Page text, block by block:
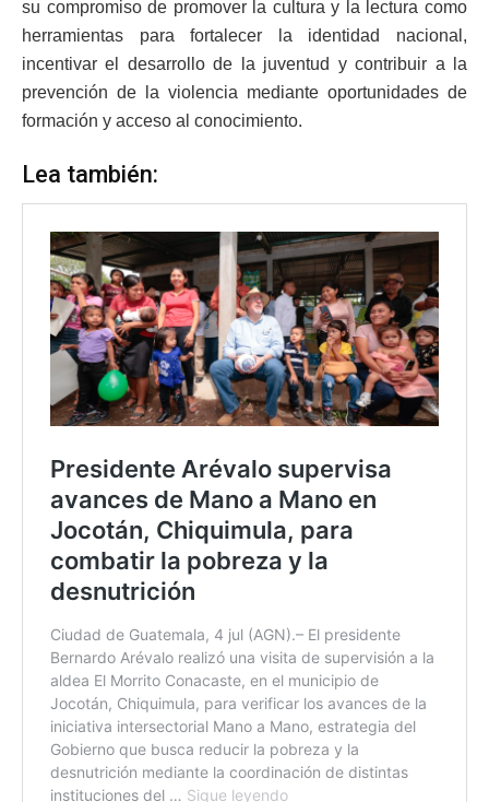
su compromiso de promover la cultura y la lectura como
herramientas para fortalecer la identidad nacional,
incentivar el desarrollo de la juventud y contribuir a la
prevención de la violencia mediante oportunidades de
formación y acceso al conocimiento.
Lea también: